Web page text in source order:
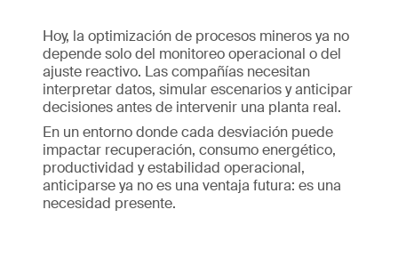
Hoy, la optimización de procesos mineros ya no
depende solo del monitoreo operacional o del
ajuste reactivo. Las compañías necesitan
interpretar datos, simular escenarios y anticipar
decisiones antes de intervenir una planta real.
En un entorno donde cada desviación puede
impactar recuperación, consumo energético,
productividad y estabilidad operacional,
anticiparse ya no es una ventaja futura: es una
necesidad presente.